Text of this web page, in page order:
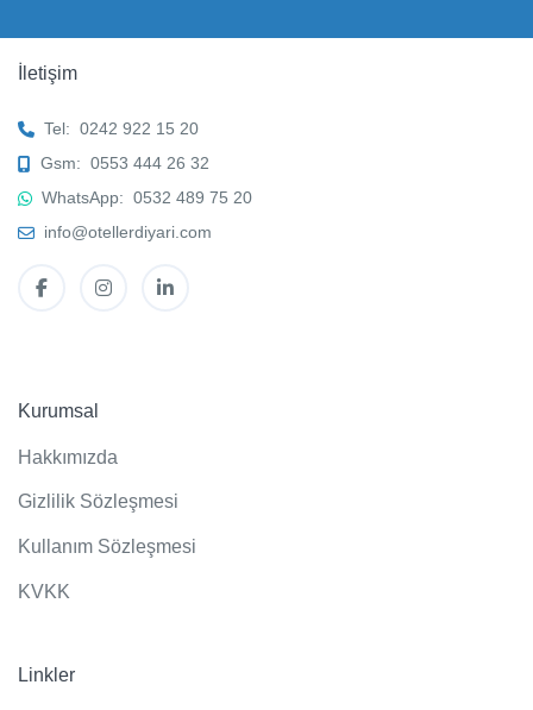
İletişim
Tel: 0242 922 15 20
Gsm: 0553 444 26 32
WhatsApp: 0532 489 75 20
info@otellerdiyari.com
Kurumsal
Hakkımızda
Gizlilik Sözleşmesi
Kullanım Sözleşmesi
KVKK
Linkler